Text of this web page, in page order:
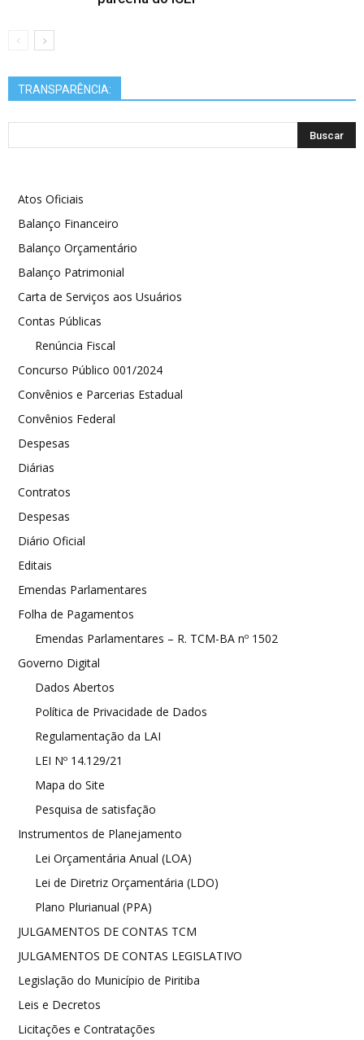
TRANSPARÊNCIA:
Atos Oficiais
Balanço Financeiro
Balanço Orçamentário
Balanço Patrimonial
Carta de Serviços aos Usuários
Contas Públicas
Renúncia Fiscal
Concurso Público 001/2024
Convênios e Parcerias Estadual
Convênios Federal
Despesas
Diárias
Contratos
Despesas
Diário Oficial
Editais
Emendas Parlamentares
Folha de Pagamentos
Emendas Parlamentares – R. TCM-BA nº 1502
Governo Digital
Dados Abertos
Política de Privacidade de Dados
Regulamentação da LAI
LEI Nº 14.129/21
Mapa do Site
Pesquisa de satisfação
Instrumentos de Planejamento
Lei Orçamentária Anual (LOA)
Lei de Diretriz Orçamentária (LDO)
Plano Plurianual (PPA)
JULGAMENTOS DE CONTAS TCM
JULGAMENTOS DE CONTAS LEGISLATIVO
Legislação do Município de Piritiba
Leis e Decretos
Licitações e Contratações